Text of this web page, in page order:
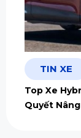
TIN XE
Top Xe
Quyết